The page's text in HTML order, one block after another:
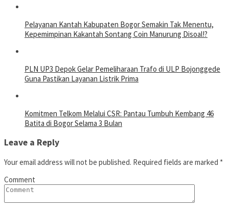
Pelayanan Kantah Kabupaten Bogor Semakin Tak Menentu,
Kepemimpinan Kakantah Sontang Coin Manurung Disoal!?
PLN UP3 Depok Gelar Pemeliharaan Trafo di ULP Bojonggede
Guna Pastikan Layanan Listrik Prima
Komitmen Telkom Melalui CSR: Pantau Tumbuh Kembang 46
Batita di Bogor Selama 3 Bulan
Leave a Reply
Your email address will not be published. Required fields are marked *
Comment